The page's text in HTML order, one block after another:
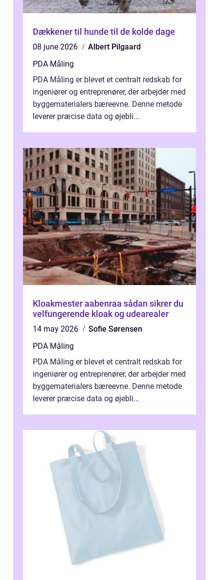
Dækkener til hunde til de kolde dage
08 june 2026
Albert Pilgaard
PDA Måling
PDA Måling er blevet et centralt redskab for
ingeniører og entreprenører, der arbejder med
byggematerialers bæreevne. Denne metode
leverer præcise data og øjebli...
Kloakmester aabenraa sådan sikrer du
velfungerende kloak og udearealer
14 may 2026
Sofie Sørensen
PDA Måling
PDA Måling er blevet et centralt redskab for
ingeniører og entreprenører, der arbejder med
byggematerialers bæreevne. Denne metode
leverer præcise data og øjebli...